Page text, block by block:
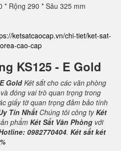
* Rộng 290 * Sâu 325 mm
ketsatcaocap.vn/chi-tiet/ket-sat-
cao-cap
KS125 - E Gold
GoldKét sắt cho các văn phòng
đóng vai trò quan trọng trong
giấy tờ quan trọng đảm bảo tính
Tín Nhất Chúng tôi công tyKét
phẩm Két Sắt Văn Phòng với
0982770404. Két sắt két